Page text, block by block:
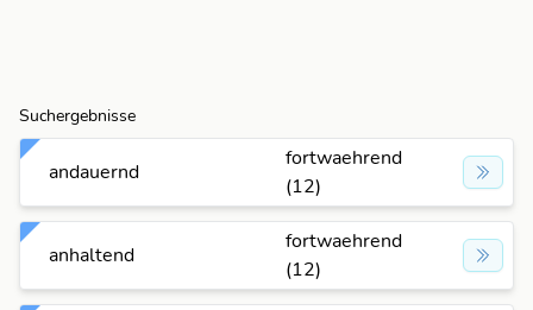
Suchergebnisse
andauernd
fortwaehrend
(12)
anhaltend
fortwaehrend
(12)